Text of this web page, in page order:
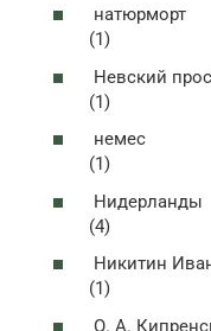
натюрморт
(1)
Невский
(1)
немес
(1)
Нидерланды
(4)
Никитин
(1)
О. А.